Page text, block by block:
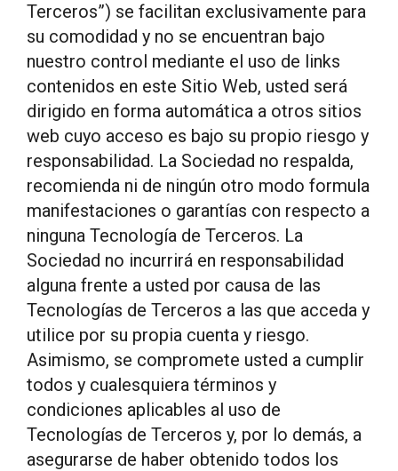
Terceros”) se facilitan exclusivamente para
su comodidad y no se encuentran bajo
nuestro control mediante el uso de links
contenidos en este Sitio Web, usted será
dirigido en forma automática a otros sitios
web cuyo acceso es bajo su propio riesgo y
responsabilidad. La Sociedad no respalda,
recomienda ni de ningún otro modo formula
manifestaciones o garantías con respecto a
ninguna Tecnología de Terceros. La
Sociedad no incurrirá en responsabilidad
alguna frente a usted por causa de las
Tecnologías de Terceros a las que acceda y
utilice por su propia cuenta y riesgo.
Asimismo, se compromete usted a cumplir
todos y cualesquiera términos y
condiciones aplicables al uso de
Tecnologías de Terceros y, por lo demás, a
asegurarse de haber obtenido todos los